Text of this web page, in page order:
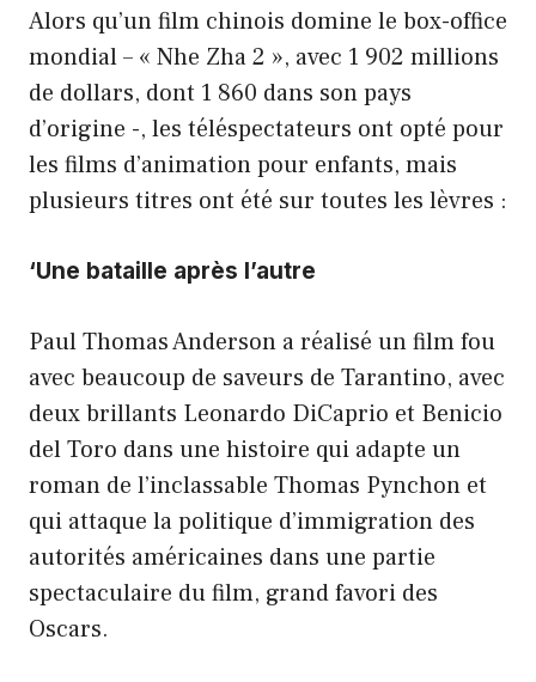
Alors qu’un film chinois domine le box-office
mondial – « Nhe Zha 2 », avec 1 902 millions
de dollars, dont 1 860 dans son pays
d’origine -, les téléspectateurs ont opté pour
les films d’animation pour enfants, mais
plusieurs titres ont été sur toutes les lèvres :
‘Une bataille après l’autre
Paul Thomas Anderson a réalisé un film fou
avec beaucoup de saveurs de Tarantino, avec
deux brillants Leonardo DiCaprio et Benicio
del Toro dans une histoire qui adapte un
roman de l’inclassable Thomas Pynchon et
qui attaque la politique d’immigration des
autorités américaines dans une partie
spectaculaire du film, grand favori des
Oscars.